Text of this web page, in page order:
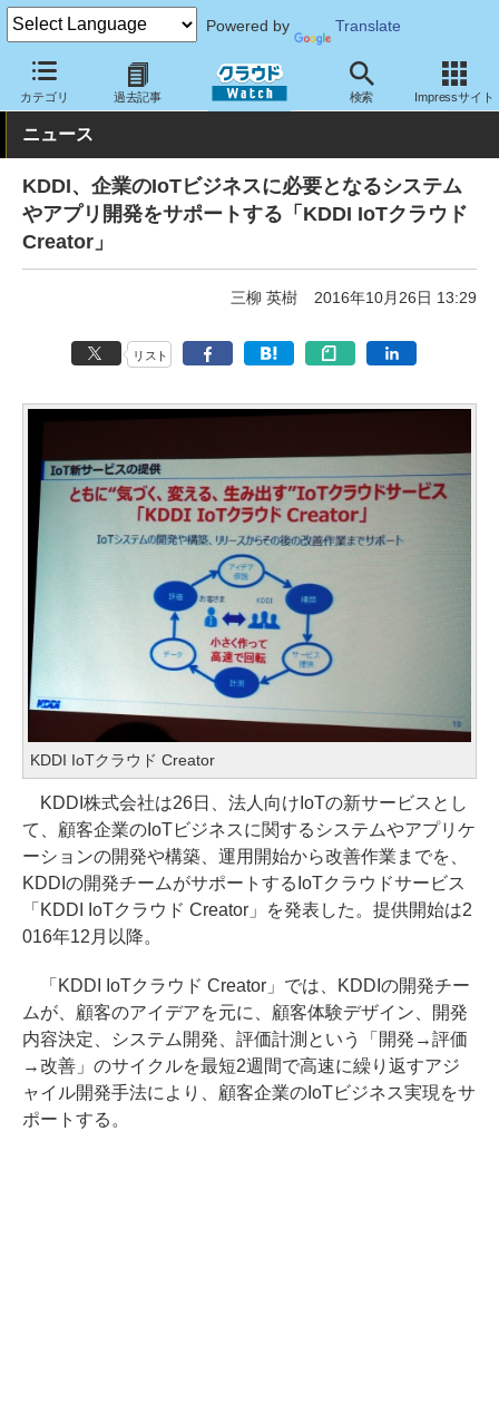
Powered by Translate
カテゴリ 過去記事 検索 Impressサイト
クラウド Watch サービス・ソフト サービス 開発関連
ニュース
KDDI、企業のIoTビジネスに必要となるシステム
やアプリ開発をサポートする「KDDI IoTクラウド
Creator」
三柳 英樹 2016年10月26日 13:29
リスト
KDDI IoTクラウド Creator
KDDI株式会社は26日、法人向けIoTの新サービスとし
て、顧客企業のIoTビジネスに関するシステムやアプリケ
ーションの開発や構築、運用開始から改善作業までを、
KDDIの開発チームがサポートするIoTクラウドサービス
「KDDI IoTクラウド Creator」を発表した。提供開始は2
016年12月以降。
「KDDI IoTクラウド Creator」では、KDDIの開発チー
ムが、顧客のアイデアを元に、顧客体験デザイン、開発
内容決定、システム開発、評価計測という「開発→評価
→改善」のサイクルを最短2週間で高速に繰り返すアジ
ャイル開発手法により、顧客企業のIoTビジネス実現をサ
ポートする。